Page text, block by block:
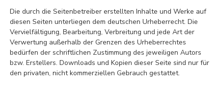
Die durch die Seitenbetreiber erstellten Inhalte und Werke auf
diesen Seiten unterliegen dem deutschen Urheberrecht. Die
Vervielfältigung, Bearbeitung, Verbreitung und jede Art der
Verwertung außerhalb der Grenzen des Urheberrechtes
bedürfen der schriftlichen Zustimmung des jeweiligen Autors
bzw. Erstellers. Downloads und Kopien dieser Seite sind nur für
den privaten, nicht kommerziellen Gebrauch gestattet.